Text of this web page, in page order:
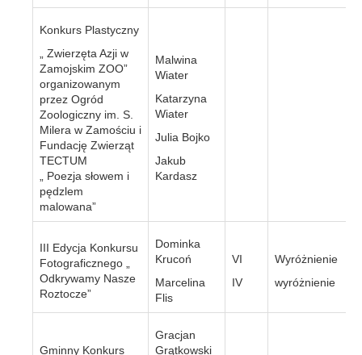
Konkurs Plastyczny
„ Zwierzęta Azji w
Zamojskim ZOO”
organizowanym
przez Ogród
Zoologiczny im. S.
Milera w Zamościu i
Fundację Zwierząt
TECTUM
„ Poezja słowem i
pędzlem
malowana”
Malwina
Wiater
Katarzyna
Wiater
Julia Bojko
Jakub
Kardasz
III Edycja Konkursu
Fotograficznego „
Odkrywamy Nasze
Roztocze”
Dominka
Krucoń
Marcelina
Flis
VI
IV
Wyróżnienie
wyróżnienie
Gminny Konkurs
Gracjan
Grątkowski